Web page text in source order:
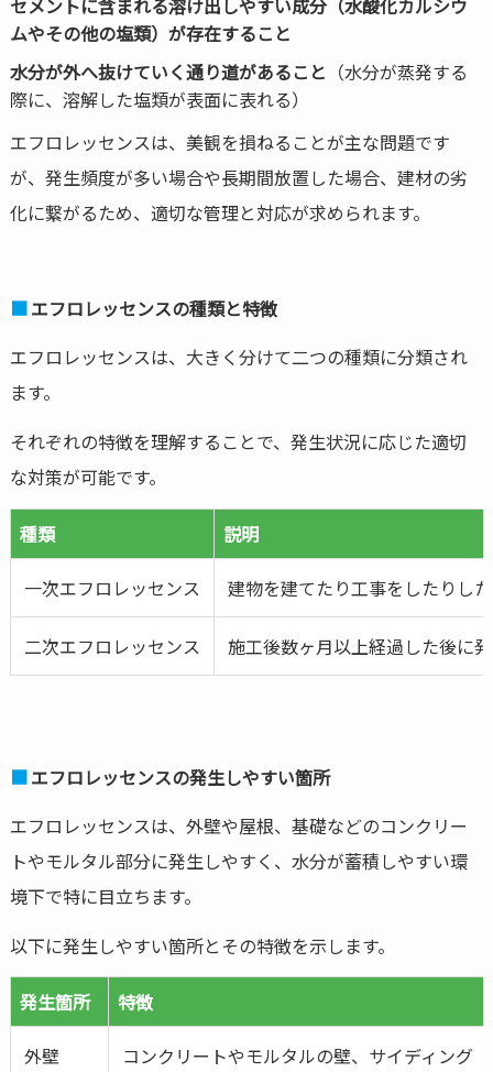
ムやその他の塩類）が存在すること
水分が外へ抜けていく通り道があること （水分が蒸発する
際に、溶解した塩類が表面に表れる）
エフロレッセンスは、美観を損ねることが主な問題です
が、発生頻度が多い場合や長期間放置した場合、建材の劣
化に繋がるため、適切な管理と対応が求められます。
エフロレッセンスの種類と特徴
エフロレッセンスは、大きく分けて二つの種類に分類され
ます。
それぞれの特徴を理解することで、発生状況に応じた適切
な対策が可能です。
種類 説明
一次エフロレッセンス 建物を建てたり工事をしたりし
二次エフロレッセンス 施工後数ヶ月以上経過した後に
エフロレッセンスの発生しやすい箇所
エフロレッセンスは、外壁や屋根、基礎などのコンクリー
トやモルタル部分に発生しやすく、水分が蓄積しやすい環
境下で特に目立ちます。
以下に発生しやすい箇所とその特徴を示します。
発生箇所 特徴
外壁 コンクリートやモルタルの壁、サイディング